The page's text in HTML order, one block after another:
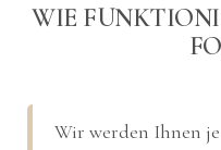
WIE
Wir werden Ihnen